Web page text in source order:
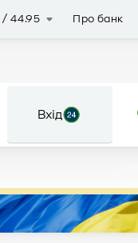
/44.95 Про банк
Вхід